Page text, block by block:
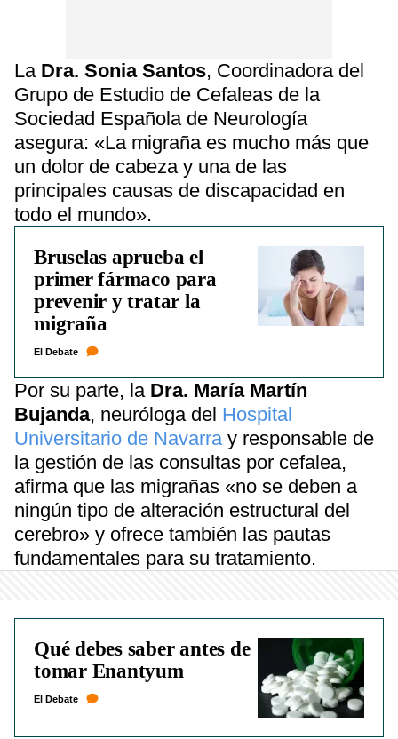
La Dra. Sonia Santos, Coordinadora del
Grupo de Estudio de Cefaleas de la
Sociedad Española de Neurología
asegura: «La migraña es mucho más que
un dolor de cabeza y una de las
principales causas de discapacidad en
todo el mundo».
Bruselas aprueba el
primer fármaco para
prevenir y tratar la
migraña
El Debate
Por su parte, laDra. María Martín
Bujanda, neuróloga del Hospital
Universitario de Navarray responsable de
la gestión de las consultas por cefalea,
afirma que las migrañas «no se deben a
ningún tipo de alteración estructural del
cerebro» y ofrece también las pautas
fundamentales para su tratamiento.
Qué debes saber antes de
tomar Enantyum
El Debate